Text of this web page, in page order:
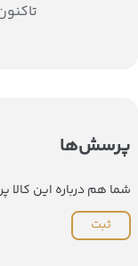
پرسش‌ها
شما هم درباره این
ثبت